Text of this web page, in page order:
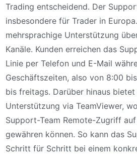
Trading entscheidend. Der
insbesondere für Trader in
mehrsprachige Unterstützung
Kanäle. Kunden erreichen das
Linie per Telefon und E-Mail
Geschäftszeiten, also von 8:00
bis freitags. Darüber hinaus
Unterstützung via TeamViewer,
Support-Team Remote-Zugriff
gewähren können. So kann das
Schritt für Schritt bei einem